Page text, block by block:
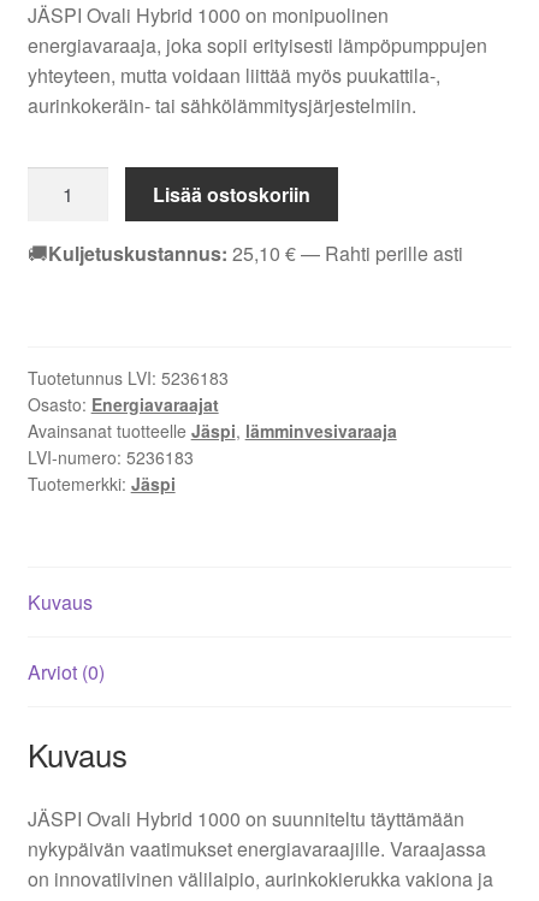
JÄSPI Ovali Hybrid 1000 on monipuolinen
energiavaraaja, joka sopii erityisesti lämpöpumppujen
yhteyteen, mutta voidaan liittää myös puukattila-,
aurinkokeräin- tai sähkölämmitysjärjestelmiin.
Ovali
Hybrid
1000
l,
Aurinkokierukka,
3
Lisää ostoskoriin
🚚Kuljetuskustannus: 25,10 €— Rahti perille asti
Tuotetunnus LVI: 5236183
Osasto: Energiavaraajat
Avainsanat tuotteelle Jäspi, lämminvesivaraaja
LVI-numero: 5236183
Tuotemerkki: Jäspi
Kuvaus
Arviot (0)
Kuvaus
JÄSPI Ovali Hybrid 1000 on suunniteltu täyttämään
nykypäivän vaatimukset energiavaraajille. Varaajassa
on innovatiivinen välilaipio, aurinkokierukka vakiona ja